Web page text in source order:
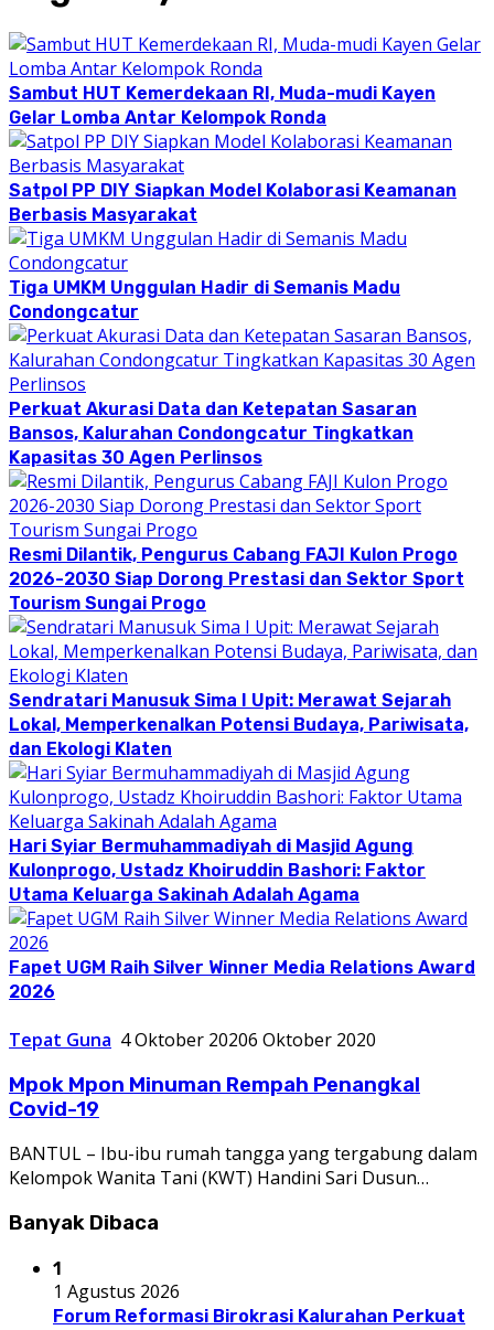
Sambut HUT Kemerdekaan RI, Muda-mudi Kayen
Gelar Lomba Antar Kelompok Ronda
Satpol PP DIY Siapkan Model Kolaborasi Keamanan
Berbasis Masyarakat
Tiga UMKM Unggulan Hadir di Semanis Madu
Condongcatur
Perkuat Akurasi Data dan Ketepatan Sasaran
Bansos, Kalurahan Condongcatur Tingkatkan
Kapasitas 30 Agen Perlinsos
Resmi Dilantik, Pengurus Cabang FAJI Kulon Progo
2026-2030 Siap Dorong Prestasi dan Sektor Sport
Tourism Sungai Progo
Sendratari Manusuk Sima I Upit: Merawat Sejarah
Lokal, Memperkenalkan Potensi Budaya, Pariwisata,
dan Ekologi Klaten
Hari Syiar Bermuhammadiyah di Masjid Agung
Kulonprogo, Ustadz Khoiruddin Bashori: Faktor
Utama Keluarga Sakinah Adalah Agama
Fapet UGM Raih Silver Winner Media Relations Award
2026
Tepat Guna 4 Oktober 20206 Oktober 2020
Mpok Mpon Minuman Rempah Penangkal
Covid-19
BANTUL – Ibu-ibu rumah tangga yang tergabung dalam
Kelompok Wanita Tani (KWT) Handini Sari Dusun…
Banyak Dibaca
1
1 Agustus 2026
Forum Reformasi Birokrasi Kalurahan Perkuat